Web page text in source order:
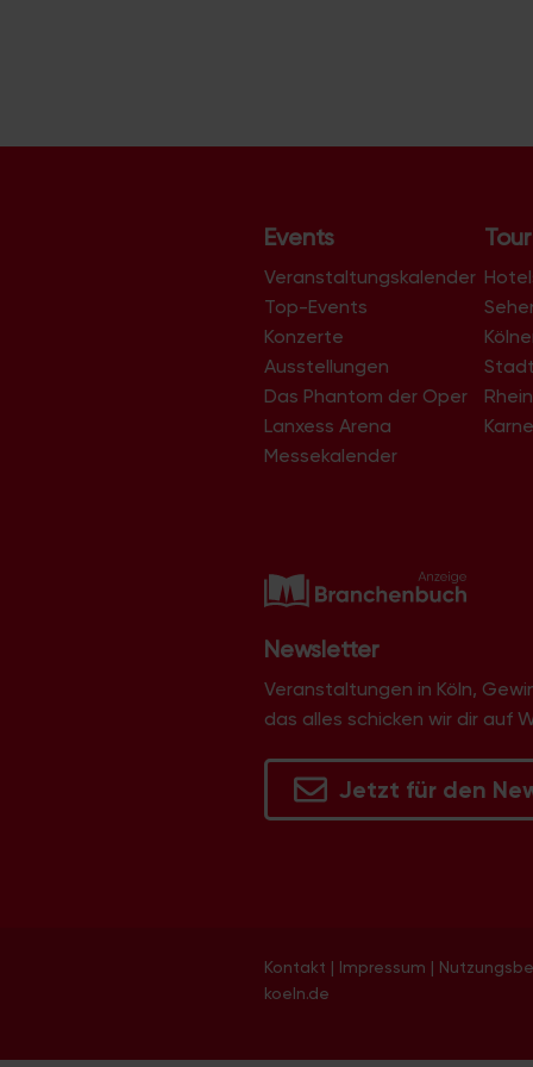
t
t
u
n
g
-
N
a
a
i
o
n
Events
Veranstaltungskalender
Top-Events
Konzerte
Ausstellungen
Das Phantom der Oper
Lanxess Arena
Messekalender
Newsletter
Veranstaltungen in Köln,
das alles schicken wir dir auf
Jetzt für den
Kontakt | Impressum |
koeln.de